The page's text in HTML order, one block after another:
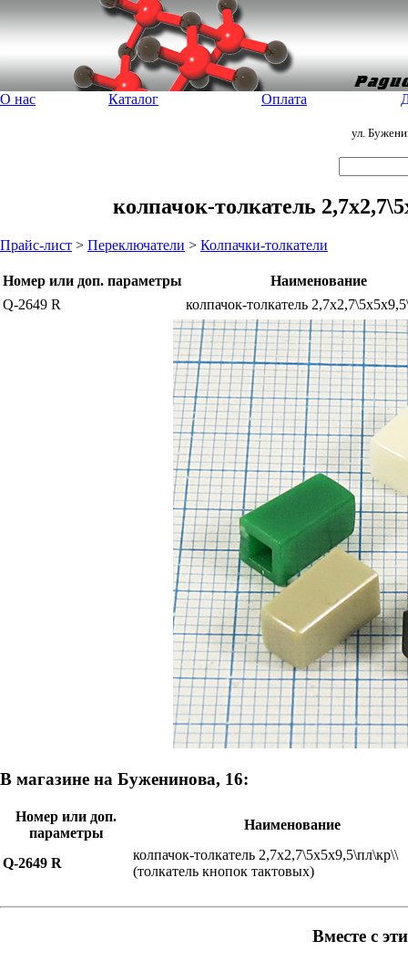
О нас Каталог Оплата
ул.
колпачок-толкатель
Прайс-лист > Переключатели > Колпачки-толкатели
Номер или доп. параметры
Наименование
Q-2649 R
колпачок-толкатель
В магазине на Буженинова, 16:
Номер или доп.
параметры
Наименование
Q-2649 R
колпачок-толкатель 2,7x2,7\5x5x9,5\пл\кр\\
(толкатель кнопок тактовых)
Вместе с